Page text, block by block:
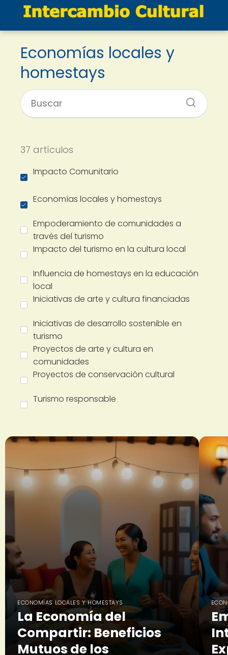
Economías locales y
homestays
37 artículos
Impacto Comunitario
Economías locales y homestays
Empoderamiento de comunidades a
través del turismo
Impacto del turismo en la cultura local
Influencia de homestays en la educación
local
Iniciativas de arte y cultura financiadas
Iniciativas de desarrollo sostenible en
turismo
Proyectos de arte y cultura en
comunidades
Proyectos de conservación cultural
Turismo responsable
ECONOMÍAS LOCALES Y HOMESTAYS
La Economía del
Compartir: Beneficios
Mutuos de los